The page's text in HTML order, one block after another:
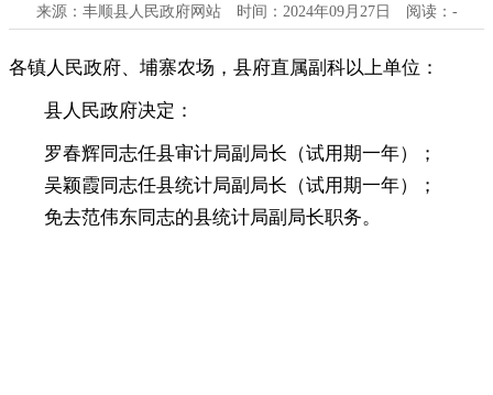
来源：丰顺县人民政府网站 时间：2024年09月27日 阅读： -
各镇人民政府、埔寨农场 ， 县府直属副科以上单位：
县人民政府决定：
罗春辉同志任县审计局副局长（试用期一年）
；
吴颖霞同志任县统计局副局长（试用期一年）
；
免去范伟东同志的县统计局副局长职务。